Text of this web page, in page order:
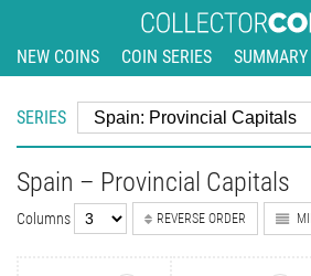
NEW COINS COIN SERIES
Spain – Provincial Capitals
Columns REVERSE ORDER
SERIES